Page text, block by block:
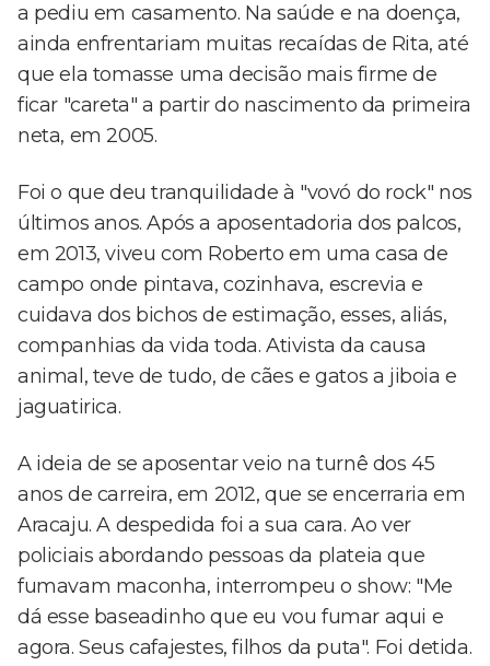
a pediu em casamento. Na saúde e na doença,
ainda enfrentariam muitas recaídas de Rita, até
que ela tomasse uma decisão mais firme de
ficar "careta" a partir do nascimento da primeira
neta, em 2005.
Foi o que deu tranquilidade à "vovó do rock" nos
últimos anos. Após a aposentadoria dos palcos,
em 2013, viveu com Roberto em uma casa de
campo onde pintava, cozinhava, escrevia e
cuidava dos bichos de estimação, esses, aliás,
companhias da vida toda. Ativista da causa
animal, teve de tudo, de cães e gatos a jiboia e
jaguatirica.
A ideia de se aposentar veio na turnê dos 45
anos de carreira, em 2012, que se encerraria em
Aracaju. A despedida foi a sua cara. Ao ver
policiais abordando pessoas da plateia que
fumavam maconha, interrompeu o show: "Me
dá esse baseadinho que eu vou fumar aqui e
agora. Seus cafajestes, filhos da puta". Foi detida.